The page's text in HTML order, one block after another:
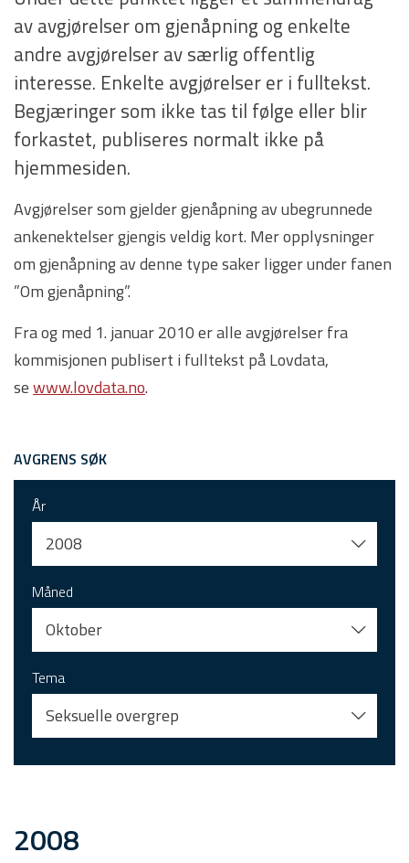
av avgjørelser om gjenåpning og enkelte
andre avgjørelser av særlig offentlig
interesse. Enkelte avgjørelser er i fulltekst.
Begjæringer som ikke tas til følge eller blir
forkastet, publiseres normalt ikke på
hjemmesiden.
Avgjørelser som gjelder gjenåpning av ubegrunnede
ankenektelser gjengis veldig kort. Mer opplysninger
om gjenåpning av denne type saker ligger under fanen
”Om gjenåpning”.
Fra og med 1. januar 2010 er alle avgjørelser fra
kommisjonen publisert i fulltekst på Lovdata,
sewww.lovdata.no.
AVGRENS SØK
År
2008
Måned
Oktober
Tema
Seksuelle overgrep
2008